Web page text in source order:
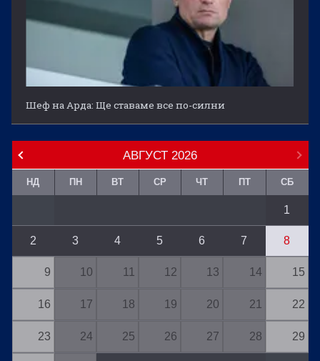
Шеф на Арда: Ще ставаме все по-силни
АВГУСТ 2026
НД ПН ВТ СР ЧТ ПТ СБ
1
2 3 4 5 6 7 8
9 10 11 12 13 14 15
16 17 18 19 20 21 22
23 24 25 26 27 28 29